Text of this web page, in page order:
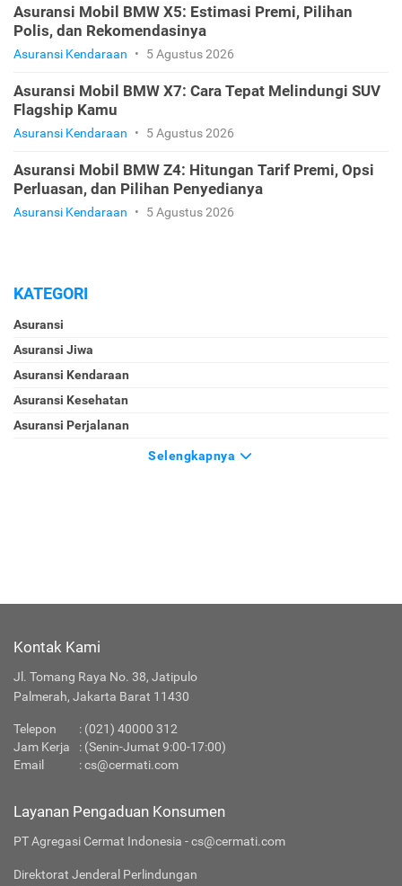
Asuransi Mobil BMW X5: Estimasi Premi, Pilihan
Polis, dan Rekomendasinya
Asuransi Kendaraan • 5 Agustus 2026
Asuransi Mobil BMW X7: Cara Tepat Melindungi SUV
Flagship Kamu
Asuransi Kendaraan • 5 Agustus 2026
Asuransi Mobil BMW Z4: Hitungan Tarif Premi, Opsi
Perluasan, dan Pilihan Penyedianya
Asuransi Kendaraan • 5 Agustus 2026
KATEGORI
Asuransi
Asuransi Jiwa
Asuransi Kendaraan
Asuransi Kesehatan
Asuransi Perjalanan
Selengkapnya
Kontak Kami
Jl. Tomang Raya No. 38, Jatipulo
Palmerah, Jakarta Barat 11430
Telepon : (021) 40000 312
Jam Kerja
: (Senin-Jumat 9:00-17:00)
Email
:cs@cermati.com
Layanan Pengaduan Konsumen
PT Agregasi Cermat Indonesia - cs@cermati.com
Direktorat Jenderal Perlindungan